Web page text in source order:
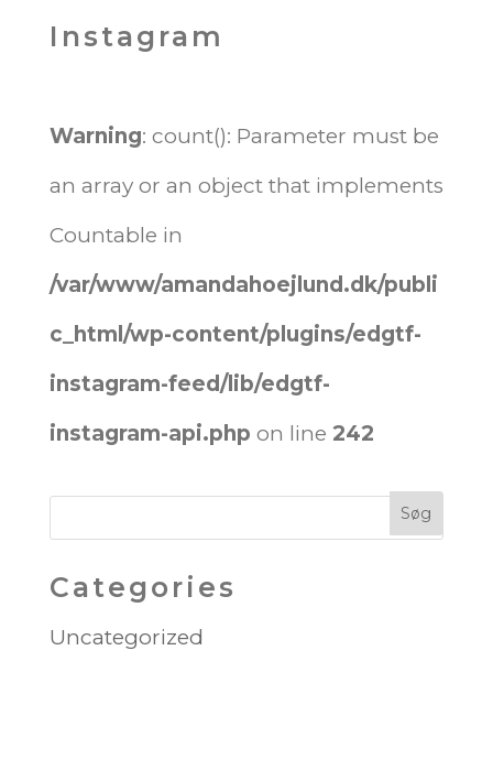
Instagram
Warning: count(): Parameter must be
an array or an object that implements
Countable in
/var/www/amandahoejlund.dk/publi
c_html/wp-content/plugins/edgtf-
instagram-feed/lib/edgtf-
instagram-api.php on line 242
Categories
Uncategorized